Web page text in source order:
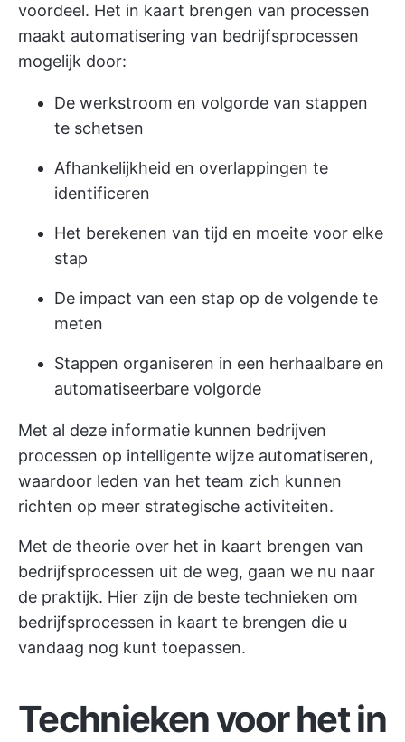
voordeel. Het in kaart brengen van processen
maakt automatisering van bedrijfsprocessen
mogelijk door:
De werkstroom en volgorde van stappen
te schetsen
Afhankelijkheid en overlappingen te
identificeren
Het berekenen van tijd en moeite voor elke
stap
De impact van een stap op de volgende te
meten
Stappen organiseren in een herhaalbare en
automatiseerbare volgorde
Met al deze informatie kunnen bedrijven
processen op intelligente wijze automatiseren,
waardoor leden van het team zich kunnen
richten op meer strategische activiteiten.
Met de theorie over het in kaart brengen van
bedrijfsprocessen uit de weg, gaan we nu naar
de praktijk. Hier zijn de beste technieken om
bedrijfsprocessen in kaart te brengen die u
vandaag nog kunt toepassen.
Technieken voor het in